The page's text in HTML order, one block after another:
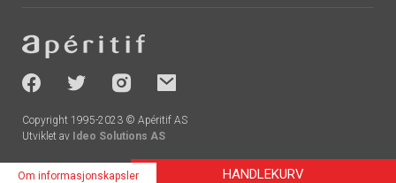
-
socials
Copyright 1995-2023 © Apéritif AS
Utviklet av Ideo Solutions AS
HANDLEKURV
Om informasjonskapsler